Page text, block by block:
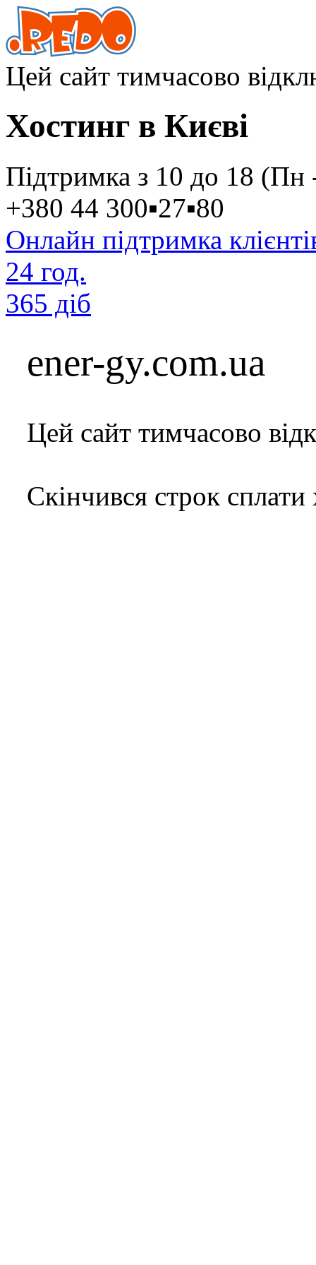
Цей сайт тимчасово
Хостинг в Києві
Підтримка з 10 до 18 (Пн
+380 44 300▪27▪80
Онлайн підтримка
24 год.
365 діб
ener-gy.com.ua
Цей сайт тимчасово
Скінчився строк сплати